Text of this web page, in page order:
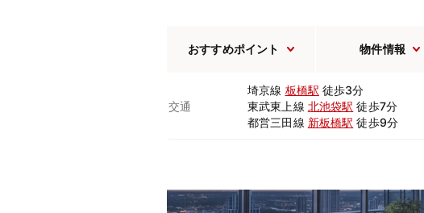
おすすめポイント 物件情報
交通
埼京線 板橋駅 徒歩3分
東武東上線 北池袋駅 徒歩7分
都営三田線 新板橋駅 徒歩9分